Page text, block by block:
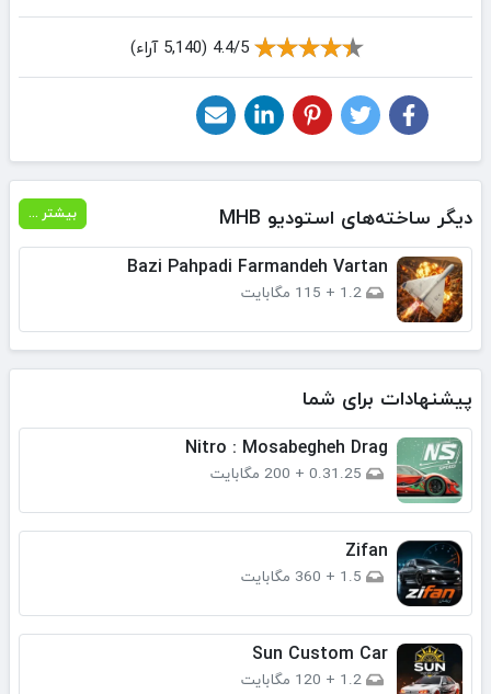
4.4/5 (5,140 آراء)
دیگر ساخته‌های استودیو MHB بیشتر ...
Bazi Pahpadi Farmandeh Vartan
1.2
+ 115 مگابایت
پیشنهادات برای شما
Nitro : Mosabegheh Drag
0.31.25
+ 200 مگابایت
Zifan
1.5
+ 360 مگابایت
Sun Custom Car
1.2
+ 120 مگابایت